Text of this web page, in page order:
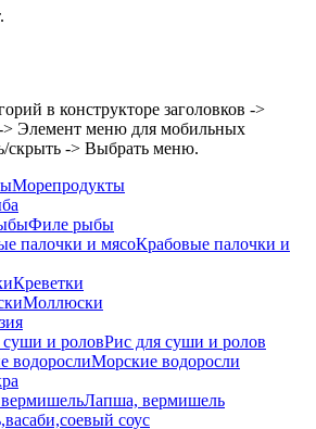
в конструкторе заголовков ->
Элемент меню для мобильных
скрыть -> Выбрать меню.
Морепродукты
Филе рыбы
Крабовые палочки и
Креветки
Моллюски
Рис для суши и ролов
Морские водоросли
Лапша, вермишель